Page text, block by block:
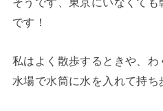
です！
私はよく散歩するときや、
水場で水筒に水を入れて持ち